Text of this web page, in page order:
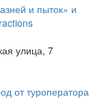
и пыток» и
улица, 7